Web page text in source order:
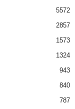
5572
2857
1573
1324
943
840
787